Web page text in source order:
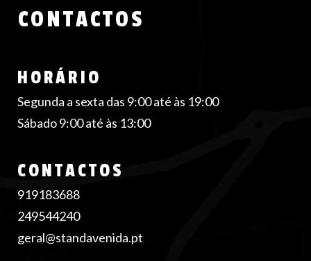
CONTACTOS
HORÁRIO
Segunda a sexta das 9:00 até às 19:00
Sábado 9:00 até às 13:00
CONTACTOS
919183688
249544240
geral@standavenida.pt